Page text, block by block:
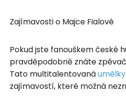
Zajímavosti o Majce Fialové
Pokud jste fanouškem české
pravděpodobně znáte
Tato multitalentovaná
zajímavostí, které možná